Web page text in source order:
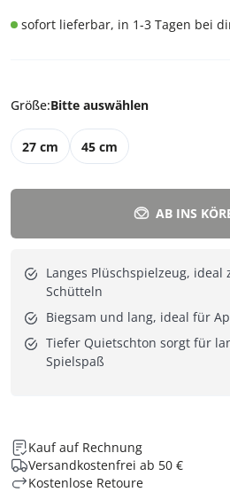
sofort lieferbar, in 1-3 Tagen bei
Größe:Bitte auswählen
27 cm 45 cm
AB INS
Langes Plüschspielzeug, ideal
Schütteln
Biegsam und lang, ideal für
Tiefer Quietschton sorgt für
Spielspaß
Kauf auf Rechnung
Versandkostenfrei ab 50 €
Kostenlose Retoure